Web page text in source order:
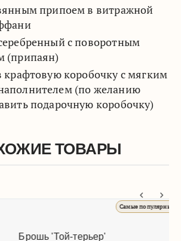
припоем в витражной
с поворотным
(припаян)
крафтовую коробочку с мягким
(по желанию
подарочную коробочку)
ТОВАРЫ
Самые популярные